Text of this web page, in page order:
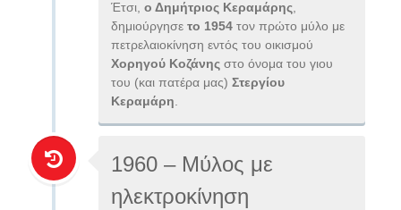
Έτσι, ο Δημήτριος Κεραμάρης,
δημιούργησε το 1954τον πρώτο μύλο με
πετρελαιοκίνηση εντός του οικισμού
Χορηγού Κοζάνηςστο όνομα του γιου
του (και πατέρα μας) Στεργίου
Κεραμάρη.
1960 – Μύλος με
ηλεκτροκίνηση